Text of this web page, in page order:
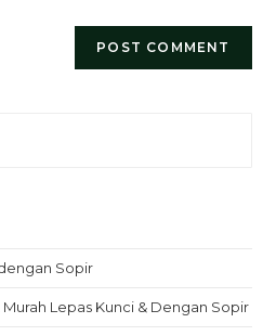
Sopir
Lepas Kunci & Dengan Sopir